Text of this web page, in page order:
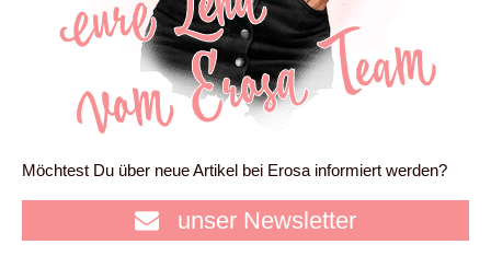
Möchtest Du über neue Artikel bei Erosa informiert werden?
unser Newsletter